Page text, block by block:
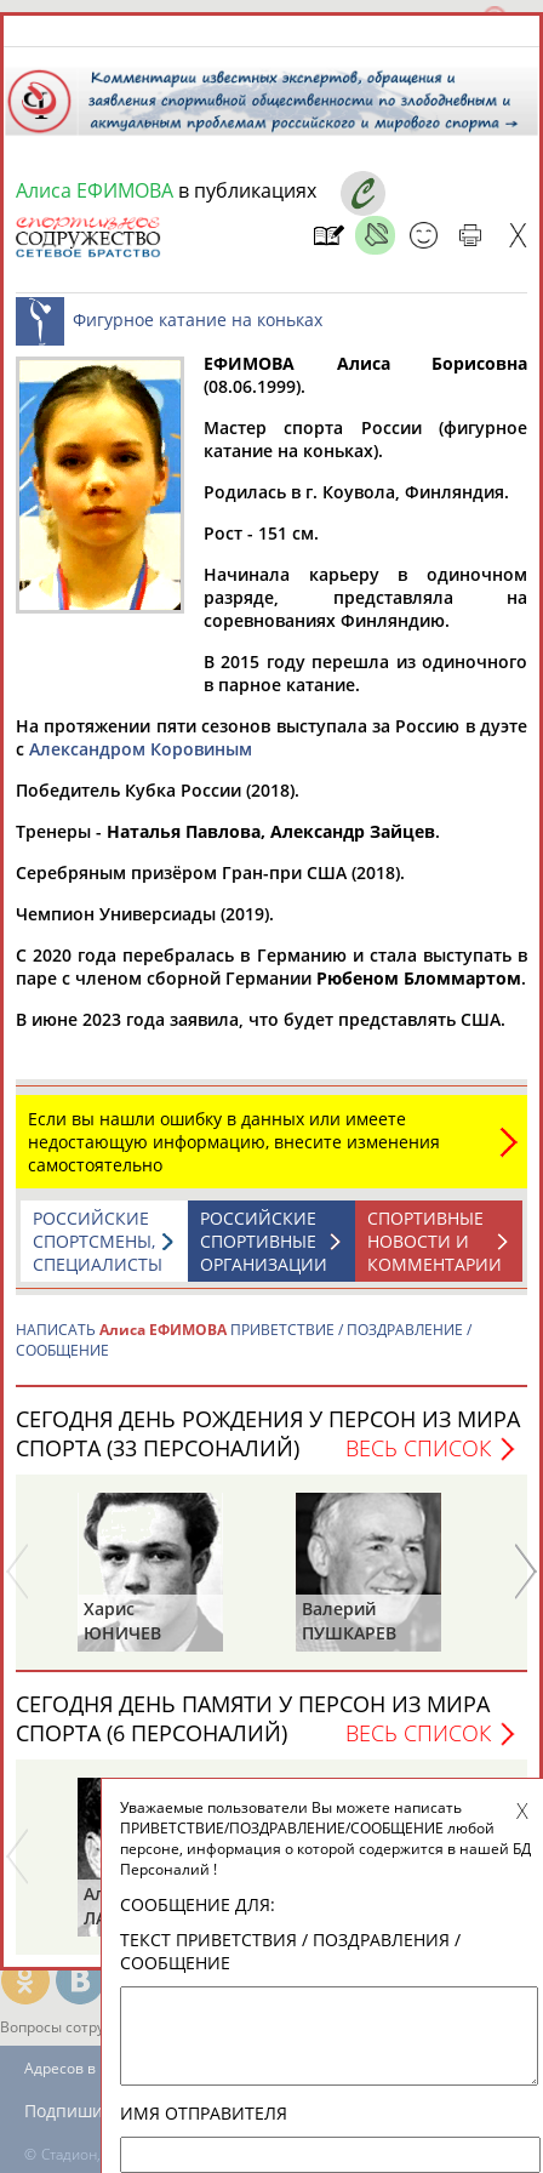
7 августа 2026 года,
СПОРТСМЕНЫ, ТРЕНЕРЫ И СПЕЦИАЛИСТЫ
Найдено: 13181персон Расширенный поиск
Аслаудин
АБАЕВ
Елена
АБАИМОВА
АБАКУМОВА
Тамилла
АБАСОВА
АБАЧАРАЕВ
АБАШИДЗЕ
Флюра
БУЛАТОВА
Татьяна
Акжана
Каримжан
АБДРАХМАНОВ
Аделя
АБДРАХМАНОВА
Андрей
АБДУВАЛИЕВ
Герман
АБДУЛАЕВ
АБДУЛАЕВ
АБДУЛАЕВ
АБДУЛАЗИЗОВАБДУЛБЕКОВ
Камалудин
АБДУЛДАУДОВ
Абдула
АБДУЛЖАЛИЛОВ
Магомед
АБДУЛКАГИРОВ
Назир
АБДУЛЛАЕВ
24 персон из 13181
ЕЩЁ ПЕРСОНЫ
ТАБЛО АКТИВНОСТИ
ЦЕЛИ ПРОЕКТА КОНТАКТЫ
Вопросы сотрудничества и совместной деятельности
© Стадион, 1998-2026
Адресов в новостной рассылке: 996
Подпишись
Алиса ЕФИМОВА в публикациях
Фигурное катание на коньках
ЕФИМОВА Алиса Борисовна
(08.06.1999).
Мастер спорта России (фигурное
катание на коньках).
Родилась в г. Коувола, Финляндия.
Рост - 151 см.
Начинала карьеру в одиночном
разряде, представляла на
соревнованиях Финляндию.
В 2015 году перешла из одиночного
в парное катание.
На протяжении пяти сезонов выступала за Россию в дуэте
с Александром Коровиным
Победитель Кубка России (2018).
Тренеры - Наталья Павлова, Александр Зайцев.
Серебряным призёром Гран-при США (2018).
Чемпион Универсиады (2019).
С 2020 года перебралась в Германию и стала выступать в
паре с членом сборной Германии Рюбеном Бломмартом.
В июне 2023 года заявила, что будет представлять США.
Если вы нашли ошибку в данных или имеете
недостающую информацию, внесите изменения
самостоятельно
СПОРТИВНЫЕ
НОВОСТИ И
КОММЕНТАРИИ
РОССИЙСКИЕ
СПОРТИВНЫЕ
ОРГАНИЗАЦИИ
РОССИЙСКИЕ
СПОРТСМЕНЫ,
СПЕЦИАЛИСТЫ
НАПИСАТЬ Алиса ЕФИМОВА ПРИВЕТСТВИЕ / ПОЗДРАВЛЕНИЕ /
СООБЩЕНИЕ
СЕГОДНЯ ДЕНЬ РОЖДЕНИЯ У ПЕРСОН ИЗ МИРА
СПОРТА (33 ПЕРСОНАЛИЙ)
ВЕСЬ СПИСОК
Харис
ЮНИЧЕВ
Валерий
ПУШКАРЕВ
СЕГОДНЯ ДЕНЬ ПАМЯТИ У ПЕРСОН ИЗ МИРА
СПОРТА (6 ПЕРСОНАЛИЙ)
ВЕСЬ СПИСОК
Альгирдас
ЛАУРИТЕНАС
Уважаемые пользователи Вы можете написать
ПРИВЕТСТВИЕ/ПОЗДРАВЛЕНИЕ/СООБЩЕНИЕ любой
персоне, информация о которой содержится в нашей БД
Персоналий !
СООБЩЕНИЕ ДЛЯ:
ТЕКСТ ПРИВЕТСТВИЯ / ПОЗДРАВЛЕНИЯ /
СООБЩЕНИЕ
ИМЯ ОТПРАВИТЕЛЯ